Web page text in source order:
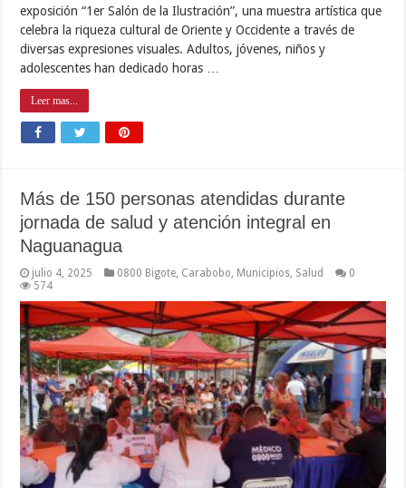
exposición “1er Salón de la Ilustración”, una muestra artística que
celebra la riqueza cultural de Oriente y Occidente a través de
diversas expresiones visuales. Adultos, jóvenes, niños y
adolescentes han dedicado horas …
Leer mas...
Más de 150 personas atendidas durante
jornada de salud y atención integral en
Naguanagua
julio 4, 2025 0800 Bigote, Carabobo, Municipios, Salud
0
574